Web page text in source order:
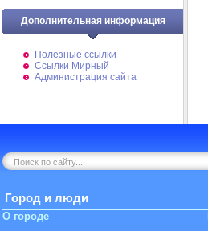
Дополнительная информация
Полезные ссылки
Ссылки Мирный
Администрация сайта
Город и люди
О городе